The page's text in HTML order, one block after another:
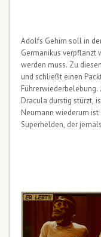
Adolfs Gehirn soll in
Germanikus verpflanzt
werden muss. Zu
und schließt einen
Führerwiederbelebung.
Dracula durstig stürzt,
Neumann wiederum
Superhelden, der